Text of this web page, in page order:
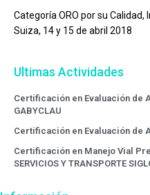
Categoría ORO por su Calidad,
Suiza, 14 y 15 de abril 2018
Ultimas Actividades
Certificación en Evaluación de
GABYCLAU
Certificación en Evaluación de
Certificación en Manejo Vial
SERVICIOS Y TRANSPORTE